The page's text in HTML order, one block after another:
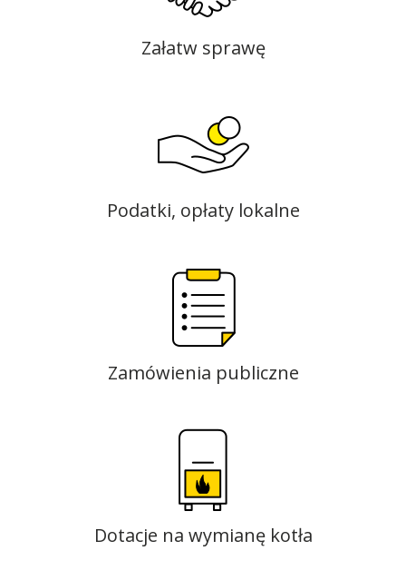
Załatw sprawę
Podatki, opłaty lokalne
Zamówienia publiczne
Dotacje na wymianę kotła